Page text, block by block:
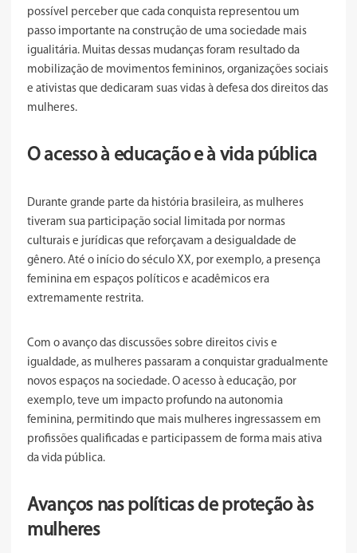
possível perceber que cada conquista representou um
passo importante na construção de uma sociedade mais
igualitária. Muitas dessas mudanças foram resultado da
mobilização de movimentos femininos, organizações sociais
e ativistas que dedicaram suas vidas à defesa dos direitos das
mulheres.
O acesso à educação e à vida pública
Durante grande parte da história brasileira, as mulheres
tiveram sua participação social limitada por normas
culturais e jurídicas que reforçavam a desigualdade de
gênero. Até o início do século XX, por exemplo, a presença
feminina em espaços políticos e acadêmicos era
extremamente restrita.
Com o avanço das discussões sobre direitos civis e
igualdade, as mulheres passaram a conquistar gradualmente
novos espaços na sociedade. O acesso à educação, por
exemplo, teve um impacto profundo na autonomia
feminina, permitindo que mais mulheres ingressassem em
profissões qualificadas e participassem de forma mais ativa
da vida pública.
Avanços nas políticas de proteção às
mulheres